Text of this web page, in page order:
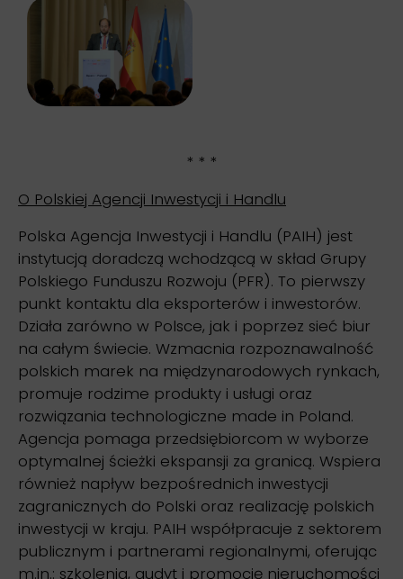
* * *
O Polskiej Agencji Inwestycji i Handlu
Polska Agencja Inwestycji i Handlu (PAIH) jest
instytucją doradczą wchodzącą w skład Grupy
Polskiego Funduszu Rozwoju (PFR). To pierwszy
punkt kontaktu dla eksporterów i inwestorów.
Działa zarówno w Polsce, jak i poprzez sieć biur
na całym świecie. Wzmacnia rozpoznawalność
polskich marek na międzynarodowych rynkach,
promuje rodzime produkty i usługi oraz
rozwiązania technologiczne made in Poland.
Agencja pomaga przedsiębiorcom w wyborze
optymalnej ścieżki ekspansji za granicą. Wspiera
również napływ bezpośrednich inwestycji
zagranicznych do Polski oraz realizację polskich
inwestycji w kraju. PAIH współpracuje z sektorem
publicznym i partnerami regionalnymi, oferując
m.in.: szkolenia, audyt i promocję nieruchomości